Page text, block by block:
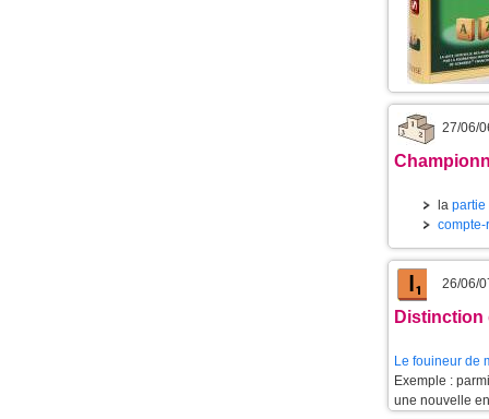
27/06/
la partie
26/06/
Distinction
Le fouineur de
Exemple :
une nouvelle